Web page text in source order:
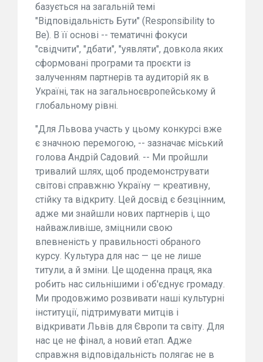
базується на загальній темі
"Відповідальність Бути" (Responsibility to
Be). В її основі -- тематичні фокуси
"свідчити", "дбати", "уявляти", довкола яких
сформовані програми та проєкти із
залученням партнерів та аудиторій як в
Україні, так на загальноєвропейському й
глобальному рівні.
"Для Львова участь у цьому конкурсі вже
є значною перемогою, -- зазначає міський
голова Андрій Садовий. -- Ми пройшли
тривалий шлях, щоб продемонструвати
світові справжню Україну — креативну,
стійку та відкриту. Цей досвід є безцінним,
адже ми знайшли нових партнерів і, що
найважливіше, зміцнили свою
впевненість у правильності обраного
курсу. Культура для нас — це не лише
титули, а й зміни. Це щоденна праця, яка
робить нас сильнішими і об'єднує громаду.
Ми продовжимо розвивати наші культурні
інституції, підтримувати митців і
відкривати Львів для Європи та світу. Для
нас це не фінал, а новий етап. Адже
справжня відповідальність полягає не в